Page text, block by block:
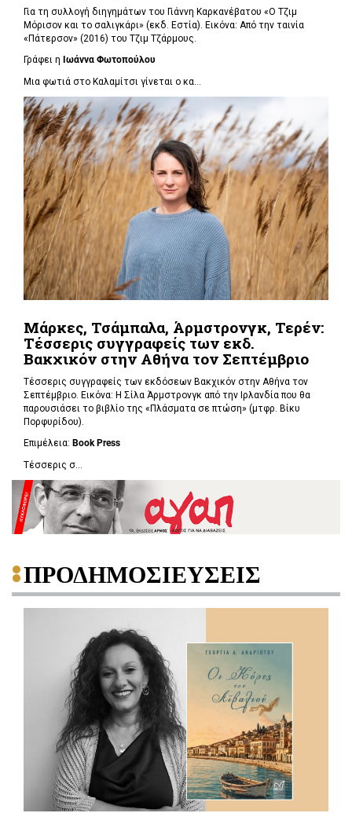
Για τη συλλογή διηγημάτων του Γιάννη Καρκανέβατου «Ο Τζιμ
Μόρισον και το σαλιγκάρι» (εκδ. Εστία). Εικόνα: Από την ταινία
«Πάτερσον» (2016) του Τζιμ Τζάρμους.
Γράφει η Ιωάννα Φωτοπούλου
Μια φωτιά στο Καλαμίτσι γίνεται ο κα...
Μάρκες, Τσάμπαλα, Άρμστρονγκ, Τερέν:
Τέσσερις συγγραφείς των εκδ.
Βακχικόν στην Αθήνα τον Σεπτέμβριο
Τέσσερις συγγραφείς των εκδόσεων Βακχικόν στην Αθήνα τον
Σεπτέμβριο. Εικόνα: Η Σίλα Άρμστρονγκ από την Ιρλανδία που θα
παρουσιάσει το βιβλίο της «Πλάσματα σε πτώση» (μτφρ. Βίκυ
Πορφυρίδου).
Επιμέλεια: Book Press
Τέσσερις σ...
ΠΡΟΔΗΜΟΣΙΕΥΣΕΙΣ